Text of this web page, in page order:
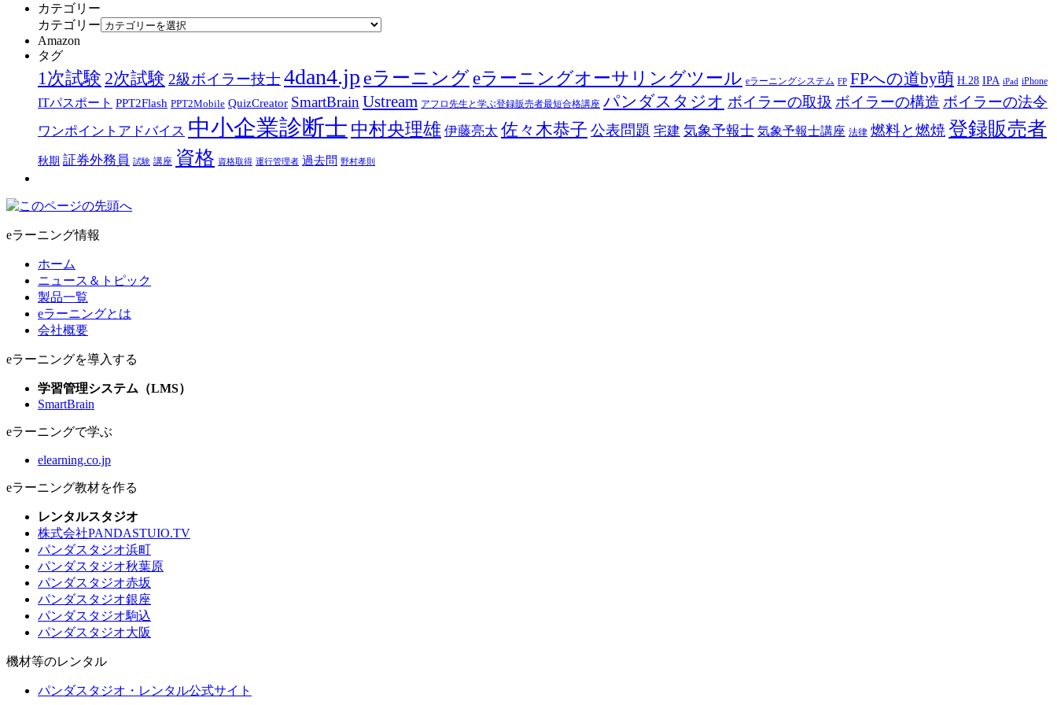
カテゴリー
カテゴリー
Amazon
タグ
1次試験 2次試験 2級ボイラー技士4dan4.jp eラーニング eラーニングオーサリングツール eラーニングシステム FP FPへの道by萌 H.28 IPA iPad iPhone
ITパスポート PPT2Flash PPT2Mobile QuizCreator SmartBrain Ustream アフロ先生と学ぶ登録販売者最短合格講座 パンダスタジオ ボイラーの取扱 ボイラーの構造 ボイラーの法令
ワンポイントアドバイス 中小企業診断士 中村央理雄 伊藤亮太 佐々木恭子 公表問題 宅建 気象予報士 気象予報士講座 法律 燃料と燃焼 登録販売者
秋期 証券外務員 試験 講座 資格 資格取得 運行管理者 過去問 野村孝則
eラーニング情報
ホーム
ニュース＆トピック
製品一覧
eラーニングとは
会社概要
eラーニングを導入する
学習管理システム（LMS）
SmartBrain
eラーニングで学ぶ
elearning.co.jp
eラーニング教材を作る
レンタルスタジオ
株式会社PANDASTUIO.TV
パンダスタジオ浜町
パンダスタジオ秋葉原
パンダスタジオ赤坂
パンダスタジオ銀座
パンダスタジオ駒込
パンダスタジオ大阪
機材等のレンタル
パンダスタジオ・レンタル公式サイト